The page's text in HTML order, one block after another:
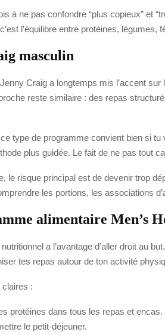
à ne pas confondre “plus copieux” et
l’équilibre entre protéines,
masculin
Craig a longtemps mis l’accent
reste similaire : des repas
type de programme convient bien si
plus guidée. Le fait de ne pas tout
le risque principal est de devenir trop
les portions, les associations
alimentaire Men’s
a l’avantage d’aller droit au
tes repas autour de ton activité
:
protéines dans tous les repas et encas.
le petit-déjeuner.